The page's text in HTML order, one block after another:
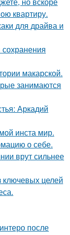
квартиру.
для драйва и
макарской.
занимаются
Аркадий
инста мир.
о себе.
врут сильнее
ключевых целей
после